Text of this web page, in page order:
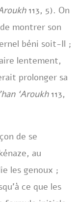
113, 5). On
montrer son
béni soit-Il ;
lentement,
prolonger sa
‘Aroukh113,
de se
au
les genoux ;
ce que les